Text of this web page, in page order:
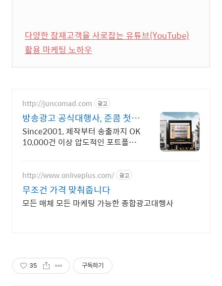
다양한 잠재고객을 사로잡는 유튜브(YouTube)
활용 마케팅 노하우
http://juncomad.com 광고
방송광고 공식대행사, 준콤 첫광
고 진행시 20% 할인!
Since2001, 제작부터 송출까지 OK
10,000건 이상 압도적인 포트폴리
http://www.onliveplus.com/ 광고
무조건 가격 맞춰줍니다
모든 매체 모든 마케팅 가능한 종합광고대행사
35 구독하기